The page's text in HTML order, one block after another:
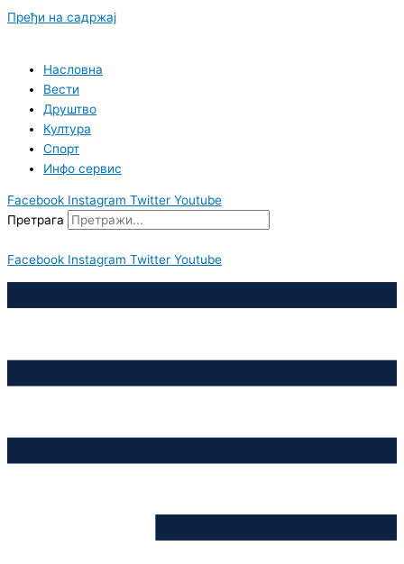
Пређи на садржај
Насловна
Вести
Друштво
Култура
Спорт
Инфо сервис
Facebook Instagram Twitter Youtube
Претрага
Facebook Instagram Twitter Youtube